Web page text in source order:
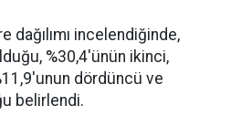
dağılımı incelendiğinde,
%30,4'ünün ikinci,
dördüncü ve
belirlendi.